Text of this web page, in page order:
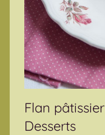
Flan
Desserts